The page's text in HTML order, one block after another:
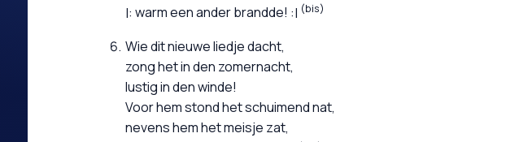
warm een ander brandde!
(bis)
Wie dit nieuwe liedje dacht,
zong het in den zomernacht,
lustig in den winde!
Voor hem stond het schuimend nat,
nevens hem het meisje zat,